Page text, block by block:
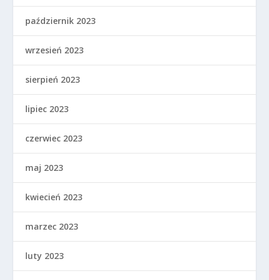
październik 2023
wrzesień 2023
sierpień 2023
lipiec 2023
czerwiec 2023
maj 2023
kwiecień 2023
marzec 2023
luty 2023